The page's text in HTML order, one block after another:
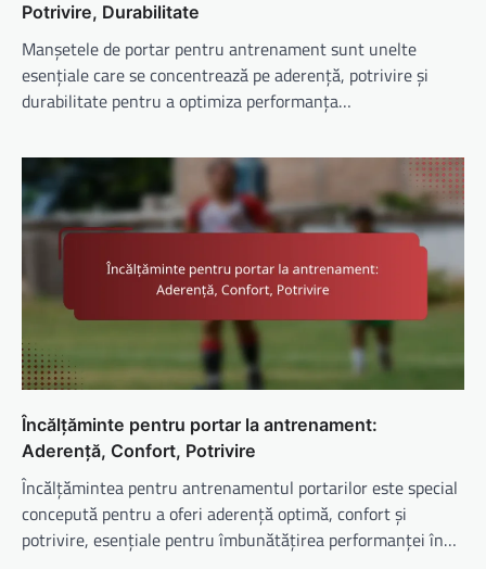
Potrivire, Durabilitate
Manșetele de portar pentru antrenament sunt unelte
esențiale care se concentrează pe aderență, potrivire și
durabilitate pentru a optimiza performanța…
Încălțăminte pentru portar la antrenament:
Aderență, Confort, Potrivire
Încălțămintea pentru antrenamentul portarilor este special
concepută pentru a oferi aderență optimă, confort și
potrivire, esențiale pentru îmbunătățirea performanței în…